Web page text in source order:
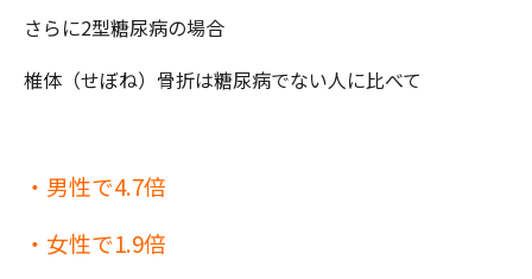
さらに2型糖尿病の場合
椎体（せぼね）骨折は糖尿病でない人に比べて
・男性で4.7倍
・女性で1.9倍